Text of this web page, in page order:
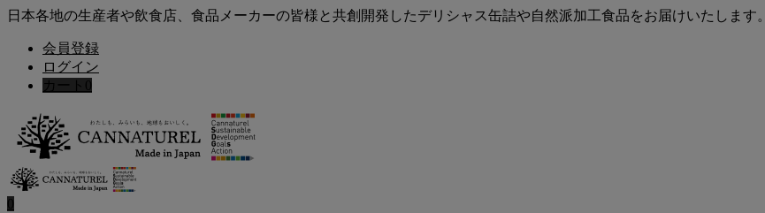
日本各地の生産者や飲食店、食品メーカーの皆様と共創開発したデリシャス缶詰や自然派加工食品をお届けいたします。
会員登録
ログイン
カート 0
0